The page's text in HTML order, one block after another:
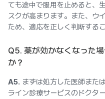
ても途中で服用を止めると、
スクが高まります。また、ウ
ため、適応を正しく判断する
Q5. 薬が効かなくなった
か？
A5. まずは処方した医師また
ライン診療サービスのドクタ